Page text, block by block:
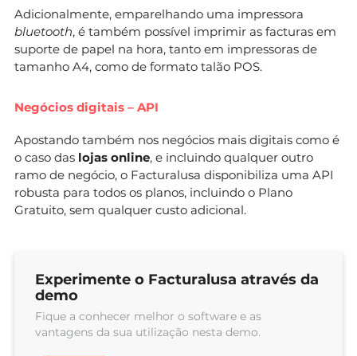
Adicionalmente, emparelhando uma impressora
bluetooth, é também possível imprimir as facturas em
suporte de papel na hora, tanto em impressoras de
tamanho A4, como de formato talão POS.
Negócios digitais – API
Apostando também nos negócios mais digitais como é
o caso das lojas online, e incluindo qualquer outro
ramo de negócio, o Facturalusa disponibiliza uma API
robusta para todos os planos, incluindo o Plano
Gratuito, sem qualquer custo adicional.
Experimente o Facturalusa através da
demo
Fique a conhecer melhor o software e as
vantagens da sua utilização nesta demo.